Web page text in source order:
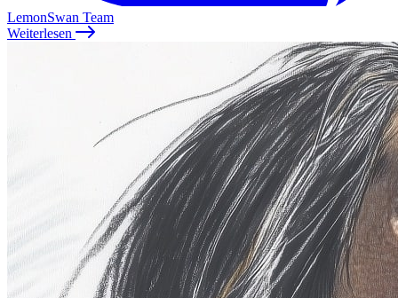
LemonSwan Team
Weiterlesen